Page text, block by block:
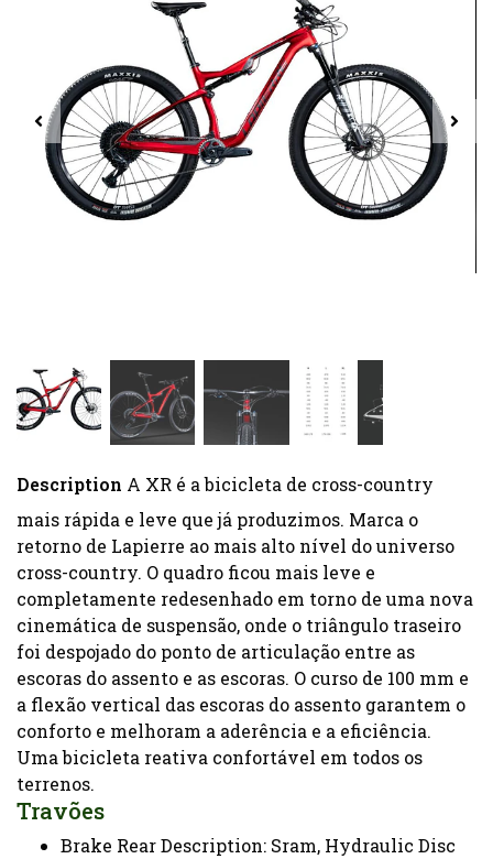
Description A XR é a bicicleta de cross-country
mais rápida e leve que já produzimos. Marca o
retorno de Lapierre ao mais alto nível do universo
cross-country. O quadro ficou mais leve e
completamente redesenhado em torno de uma nova
cinemática de suspensão, onde o triângulo traseiro
foi despojado do ponto de articulação entre as
escoras do assento e as escoras. O curso de 100 mm e
a flexão vertical das escoras do assento garantem o
conforto e melhoram a aderência e a eficiência.
Uma bicicleta reativa confortável em todos os
terrenos.
Travões
Brake Rear Description: Sram, Hydraulic Disc